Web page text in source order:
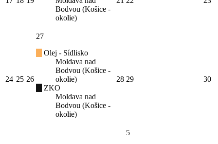
Bodvou (Košice -
okolie)
24 25 26
27
Olej - Sídlisko
Moldava nad
Bodvou (Košice -
okolie)
ZKO
Moldava nad
Bodvou (Košice -
okolie)
28 29 30
5